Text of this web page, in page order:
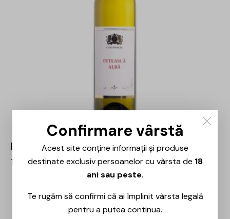
Domeniile Panciu – Fetească Albă – 0.75L
17,00lei
Confirmare vârstă
Acest site conține informații și produse
destinate exclusiv persoanelor cu vârsta de 18
ani sau peste.
Te rugăm să confirmi că ai împlinit vârsta legală
pentru a putea continua.